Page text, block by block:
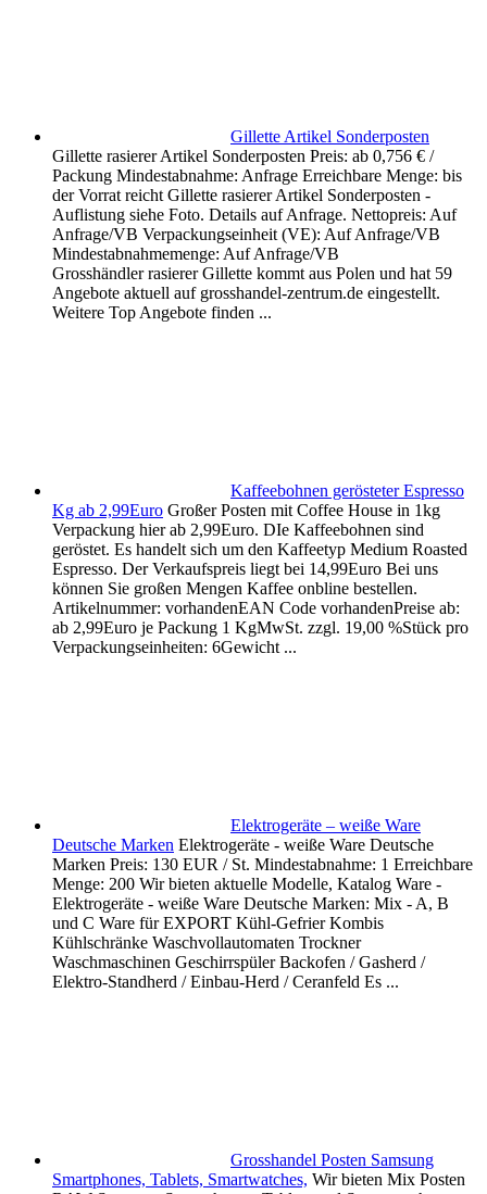
Gillette Artikel Sonderposten
Gillette rasierer Artikel Sonderposten Preis: ab 0,756 € /
Packung Mindestabnahme: Anfrage Erreichbare Menge: bis
der Vorrat reicht Gillette rasierer Artikel Sonderposten -
Auflistung siehe Foto. Details auf Anfrage. Nettopreis: Auf
Anfrage/VB Verpackungseinheit (VE): Auf Anfrage/VB
Mindestabnahmemenge: Auf Anfrage/VB
Grosshändler rasierer Gillette kommt aus Polen und hat 59
Angebote aktuell auf grosshandel-zentrum.de eingestellt.
Weitere Top Angebote finden ...
Kaffeebohnen gerösteter Espresso
Kg ab 2,99Euro Großer Posten mit Coffee House in 1kg
Verpackung hier ab 2,99Euro. DIe Kaffeebohnen sind
geröstet. Es handelt sich um den Kaffeetyp Medium Roasted
Espresso. Der Verkaufspreis liegt bei 14,99Euro Bei uns
können Sie großen Mengen Kaffee onbline bestellen.
Artikelnummer: vorhandenEAN Code vorhandenPreise ab:
ab 2,99Euro je Packung 1 KgMwSt. zzgl. 19,00 %Stück pro
Verpackungseinheiten: 6Gewicht ...
Elektrogeräte – weiße Ware
Deutsche Marken Elektrogeräte - weiße Ware Deutsche
Marken Preis: 130 EUR / St. Mindestabnahme: 1 Erreichbare
Menge: 200 Wir bieten aktuelle Modelle, Katalog Ware -
Elektrogeräte - weiße Ware Deutsche Marken: Mix - A, B
und C Ware für EXPORT Kühl-Gefrier Kombis
Kühlschränke Waschvollautomaten Trockner
Waschmaschinen Geschirrspüler Backofen / Gasherd /
Elektro-Standherd / Einbau-Herd / Ceranfeld Es ...
Grosshandel Posten Samsung
Smartphones, Tablets, Smartwatches, Wir bieten Mix Posten